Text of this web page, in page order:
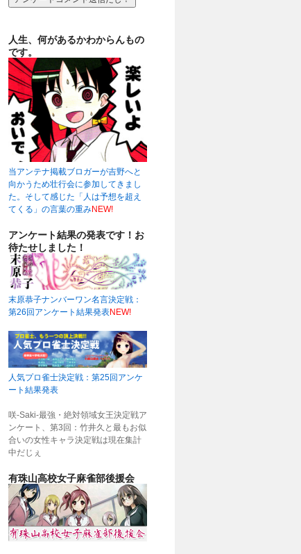
人生、何があるかわからんもの
です。
当アンテナ掲載ブロガーが吉野へと
向かうため壮行会に参加してきまし
た。そして感じた「人は予想を超え
てくる」の言葉の重みNEW!
アンケート結果の発表です！お
待たせしました！
末原恭子ナンバーワン名言決定戦：
第26回アンケート結果発表NEW!
人気プロ雀士決定戦：第25回アンケ
ート結果発表
咲-Saki-最強・絶対領域女王決定戦ア
ンケート、第3回：竹井久と最もお似
合いの女性キャラ決定戦は現在集計
中だじぇ
有珠山高校女子麻雀部後援会